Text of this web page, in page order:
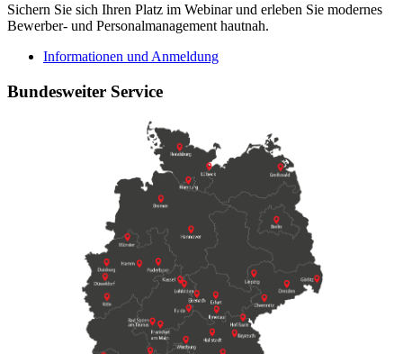
Sichern Sie sich Ihren Platz im Webinar und erleben Sie modernes
Bewerber- und Personalmanagement hautnah.
Informationen und Anmeldung
Bundesweiter Service